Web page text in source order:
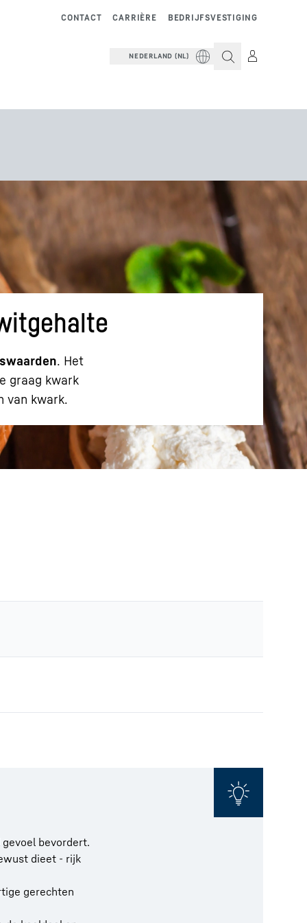
BEDRIJFSVESTIGING
CARRIÈRE
CONTACT
NEDERLAND (NL)
. Het
graag kwark
van kwark.
bevordert.
dieet - rijk
gerechten